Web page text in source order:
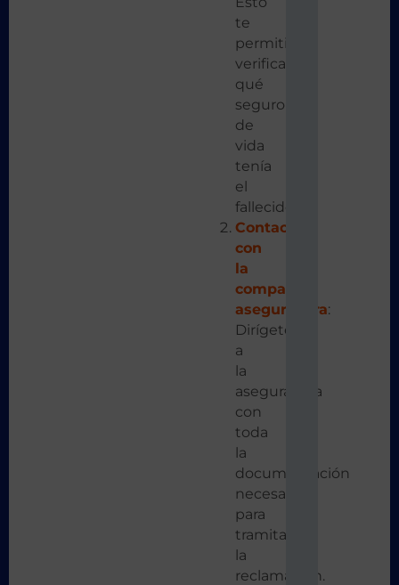
te
permitirá
verificar
qué
seguro
de
vida
tenía
el
fallecido.
Contacto
con
la
compañía
aseguradora:
Dirígete
a
la
aseguradora
con
toda
la
documentación
necesaria
para
tramitar
la
reclamación.